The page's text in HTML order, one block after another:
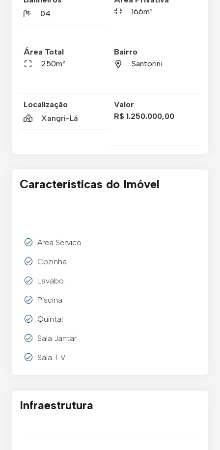
04
166m²
Área Total
250m²
Bairro
Santorini
Localização
Xangri-Lá
Valor
R$ 1.250.000,00
Características do Imóvel
Area Servico
Cozinha
Lavabo
Piscina
Quintal
Sala Jantar
Sala T V
Infraestrutura